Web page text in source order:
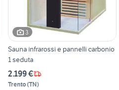
3
Sauna infrarossi e pannelli carbonio
1 seduta
2.199 €
Trento(TN)